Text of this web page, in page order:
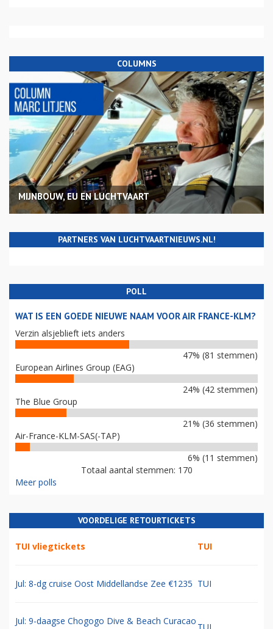
COLUMNS
MIJNBOUW, EU EN LUCHTVAART
PARTNERS VAN LUCHTVAARTNIEUWS.NL!
POLL
WAT IS EEN GOEDE NIEUWE NAAM VOOR AIR FRANCE-KLM?
Verzin alsjeblieft iets anders
47% (81 stemmen)
European Airlines Group (EAG)
24% (42 stemmen)
The Blue Group
21% (36 stemmen)
Air-France-KLM-SAS(-TAP)
6% (11 stemmen)
Totaal aantal stemmen: 170
Meer polls
VOORDELIGE RETOURTICKETS
TUI vliegtickets TUI
Jul: 8-dg cruise Oost Middellandse Zee €1235 TUI
Jul: 9-daagse Chogogo Dive & Beach Curacao
TUI